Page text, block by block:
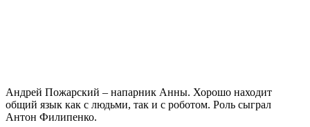
Андрей Пожарский – напарник Анны. Хорошо находит
общий язык как с людьми, так и с роботом. Роль сыграл
Антон Филипенко.